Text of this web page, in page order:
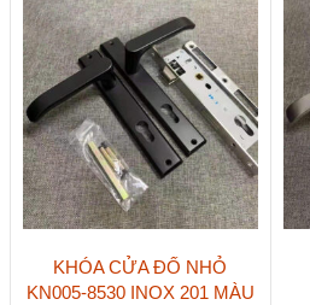
KHÓA CỬA ĐỐ NHỎ
KN005-8530 INOX 201 MÀU